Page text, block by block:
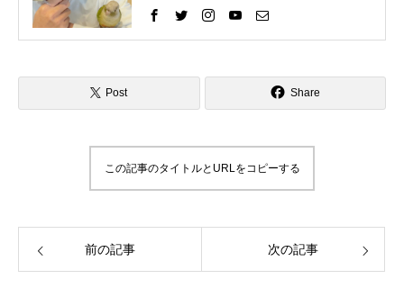
困りごとを経験してきました。 そしてそれを
いろいろな方法で解決して、今ではインコさ
インコライフをさらに楽しいものにしたい。
インコさんと「生涯の相棒」と呼べるような
に、生きていく」 生涯の相棒インコと寄り添
える生活を愛鳥家さんと一緒にデザインして
Post Share
この記事のタイトルとURLをコピーする
前の記事 次の記事